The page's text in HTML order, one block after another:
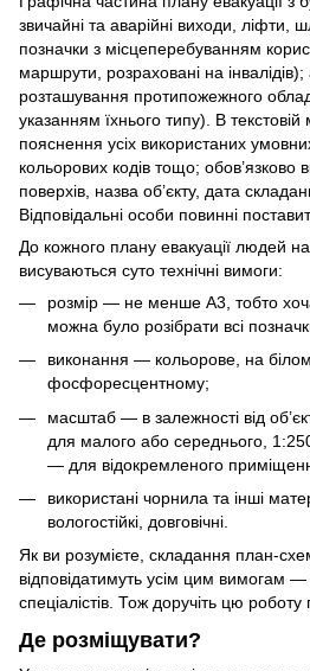
звичайні та аварійні виходи, ліфти,
позначки з місцеперебуванням
маршрути, розраховані на інвалідів);
розташування протипожежного
указанням їхнього типу). В текстовій
пояснення усіх використаних
кольорових кодів тощо; обов’язково
поверхів, назва об’єкту, дата
Відповідальні особи повинні
До кожного плану евакуації людей
висуваються суто технічні вимоги:
розмір — не менше А3, тобто
можна було розібрати всі
виконання — кольорове, на
фосфоресцентному;
масштаб — в залежності від
для малого або середнього,
— для відокремленого
використані чорнила та інші
вологостійкі, довговічні.
Як ви розумієте, складання план-
відповідатимуть усім цим вимогам
спеціалістів. Тож доручіть цю
Де розміщувати?